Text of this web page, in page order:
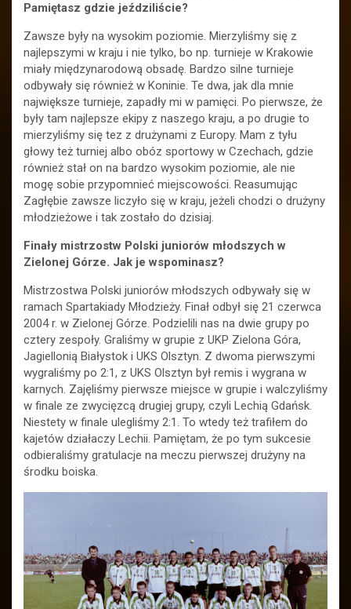
Pamiętasz gdzie jeździliście?
Zawsze były na wysokim poziomie. Mierzyliśmy się z
najlepszymi w kraju i nie tylko, bo np. turnieje w Krakowie
miały międzynarodową obsadę. Bardzo silne turnieje
odbywały się również w Koninie. Te dwa, jak dla mnie
największe turnieje, zapadły mi w pamięci. Po pierwsze, że
były tam najlepsze ekipy z naszego kraju, a po drugie to
mierzyliśmy się tez z drużynami z Europy. Mam z tyłu
głowy też turniej albo obóz sportowy w Czechach, gdzie
również stał on na bardzo wysokim poziomie, ale nie
mogę sobie przypomnieć miejscowości. Reasumując
Zagłębie zawsze liczyło się w kraju, jeżeli chodzi o drużyny
młodzieżowe i tak zostało do dzisiaj.
Finały mistrzostw Polski juniorów młodszych w
Zielonej Górze. Jak je wspominasz?
Mistrzostwa Polski juniorów młodszych odbywały się w
ramach Spartakiady Młodzieży. Finał odbył się 21 czerwca
2004 r. w Zielonej Górze. Podzielili nas na dwie grupy po
cztery zespoły. Graliśmy w grupie z UKP Zielona Góra,
Jagiellonią Białystok i UKS Olsztyn. Z dwoma pierwszymi
wygraliśmy po 2:1, z UKS Olsztyn był remis i wygrana w
karnych. Zajęliśmy pierwsze miejsce w grupie i walczyliśmy
w finale ze zwycięzcą drugiej grupy, czyli Lechią Gdańsk.
Niestety w finale ulegliśmy 2:1. To wtedy też trafiłem do
kajetów działaczy Lechii. Pamiętam, że po tym sukcesie
odbieraliśmy gratulacje na meczu pierwszej drużyny na
środku boiska.